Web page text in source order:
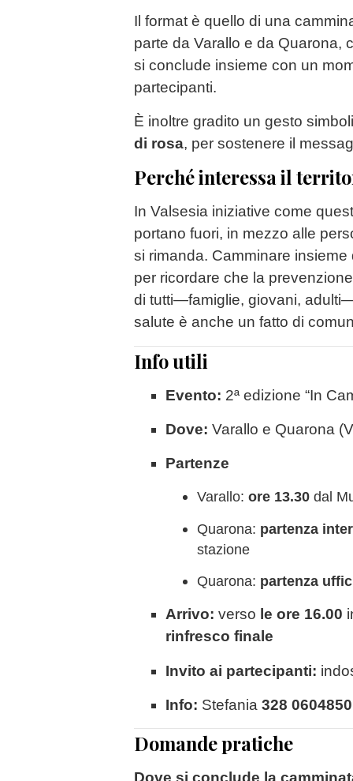
Il format è quello di una
parte da Varallo e da Quarona,
si conclude insieme con un
partecipanti.
È inoltre gradito un gesto
di rosa, per sostenere il
Perché interessa il
In Valsesia iniziative come
portano fuori, in mezzo alle
si rimanda. Camminare
per ricordare che la
di tutti—famiglie, giovani,
salute è anche un fatto di
Info utili
Evento: 2ª edizione “In
Dove: Varallo e Quarona
Partenze
Varallo: ore 13.30 dal
Quarona: partenza
stazione
Quarona: partenza
Arrivo: verso le ore 16.00
rinfresco finale
Invito ai partecipanti:
Info: Stefania 328 0604850
Domande pratiche
Dove si conclude la